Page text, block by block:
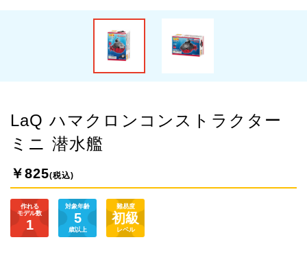
LaQ ハマクロンコンストラクター
ミニ 潜水艦
￥825(税込)
作れる
モデル数
1
対象年齢
5
歳以上
難易度
初級
レベル